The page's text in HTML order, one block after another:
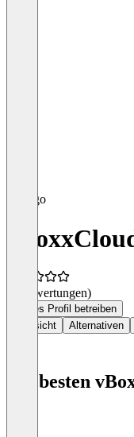
(0 Bewertungen)
Dieses Profil betreiben
Übersicht
Alternativen
Die besten